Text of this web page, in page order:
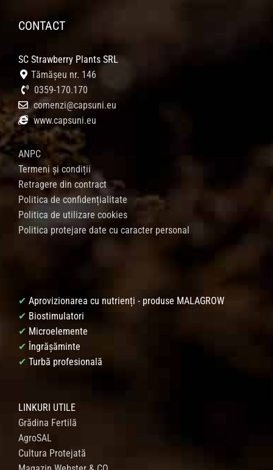
CONTACT
SC Strawberry Plants SRL
Tămășeu nr. 146
0359-170.170
comenzi@capsuni.eu
www.capsuni.eu
ANPC
Termeni și condiții
Retragere din contract
Politica de confidențialitate
Politica de utilizare cookies
Politica protejare date cu caracter personal
✔ Aprovizionarea cu nutrienți - produse MALAGROW
✔ Biostimulatori
✔ Microelemente
✔ Îngrășăminte
✔ Turbă profesională
LINKURI UTILE
Grădina Fertilă
AgroSAL
Cultura Protejată